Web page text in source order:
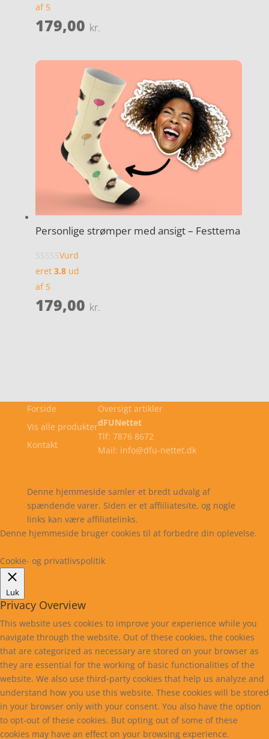
af 5
179,00 kr.
Personlige strømper med ansigt – Festtema
Vurd
eret 3.8ud
af 5
179,00 kr.
Forside
Vis alle produkter
Kontakt
Oversigt artikler
dFUNettet
Tlf: 7876 8672
Mail: info@dfu-nettet.dk
Denne hjemmeside samler et bredt udvalg af
spændende varer. Siden er et affiiliatesite, og nogle
links kan være affiliatelinks.
Denne hjemmeside bruger cookies til at forbedre din oplevelse.
Cookie- og privatlivspolitik
Luk
Privacy Overview
This website uses cookies to improve your experience while you
navigate through the website. Out of these cookies, the cookies
that are categorized as necessary are stored on your browser as
they are essential for the working of basic functionalities of the
website. We also use third-party cookies that help us analyze and
understand how you use this website. These cookies will be stored
in your browser only with your consent. You also have the option
to opt-out of these cookies. But opting out of some of these
cookies may have an effect on your browsing experience.